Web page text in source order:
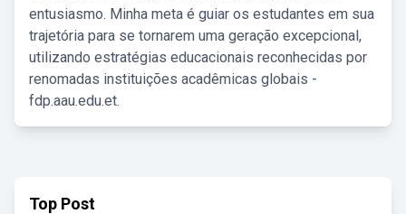
entusiasmo. Minha meta é guiar os estudantes em sua
trajetória para se tornarem uma geração excepcional,
utilizando estratégias educacionais reconhecidas por
renomadas instituições acadêmicas globais -
fdp.aau.edu.et.
Top Post